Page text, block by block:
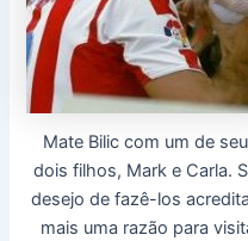
Mate Bilic com um de
dois filhos, Mark e Carla.
desejo de fazê-los
mais uma razão para